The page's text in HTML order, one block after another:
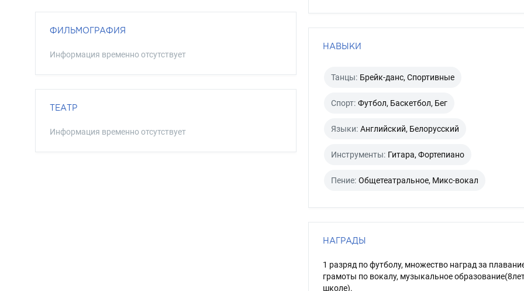
ФИЛЬМОГРАФИЯ
Информация временно отсутствует
ТЕАТР
Информация временно отсутствует
НАВЫКИ
Танцы: Брейк-данс, Спортивные
Спорт: Футбол, Баскетбол, Бег
Языки: Английский, Белорусский
Инструменты: Гитара, Фортепиано
Пение: Общетеатральное, Микс-вокал
НАГРАДЫ
1 разряд по футболу, множество наград за
грамоты по вокалу, музыкальное
школе).